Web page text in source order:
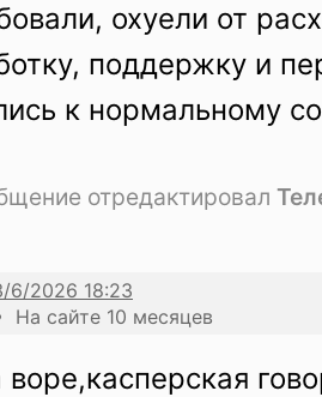
охуели от
поддержку и
к нормальному
отредактировал
На сайте 10 месяцев
воре,касперская